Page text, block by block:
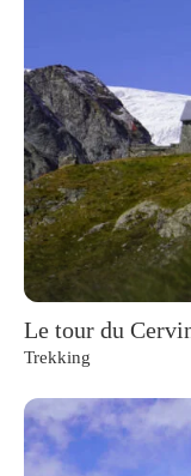
Le tour du
Trekking